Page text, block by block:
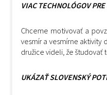
VIAC TECHNOLÓGOV
Chceme motivovať a
vesmír a vesmírne aktivity
družice videli, že študovať
UKÁZAŤ SLOVENSKÝ